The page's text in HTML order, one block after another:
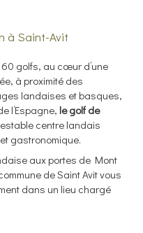
à Saint-Avit
golfs, au cœur d’une
à proximité des
landaises et basques,
l’Espagne, le golf de
centre landais
gastronomique.
aux portes de Mont
de Saint Avit vous
dans un lieu chargé